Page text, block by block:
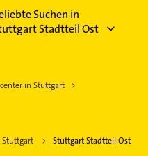
Suchen in
Stadtteil Ost
in Stuttgart
Stuttgart Stuttgart Stadtteil Ost